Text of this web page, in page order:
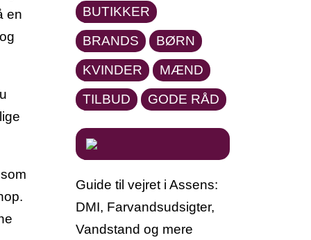
en
BUTIKKER
BRANDS
BØRN
KVINDER
MÆND
TILBUD
GODE RÅD
Guide til vejret i Assens:
DMI, Farvandsudsigter,
Vandstand og mere